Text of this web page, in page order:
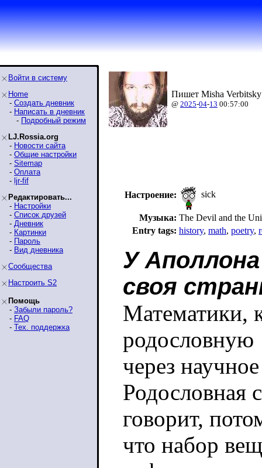
Войти в систему
Home
- Создать дневник
- Написать в дневник
- Подробный режим
LJ.Rossia.org
- Новости сайта
- Общие настройки
- Sitemap
- Оплата
- ljr-fif
Редактировать...
- Настройки
- Список друзей
- Дневник
- Картинки
- Пароль
- Вид дневника
Сообщества
Настроить S2
Помощь
- Забыли пароль?
- FAQ
- Тех. поддержка
Пишет Misha
@ 2025-04-13 00:57:00
Настроение: sick
Музыка: The Devil and the
Entry tags: history, math, poetry,
У
своя
Математики,
родословную
через
Родословная
говорит,
что набор